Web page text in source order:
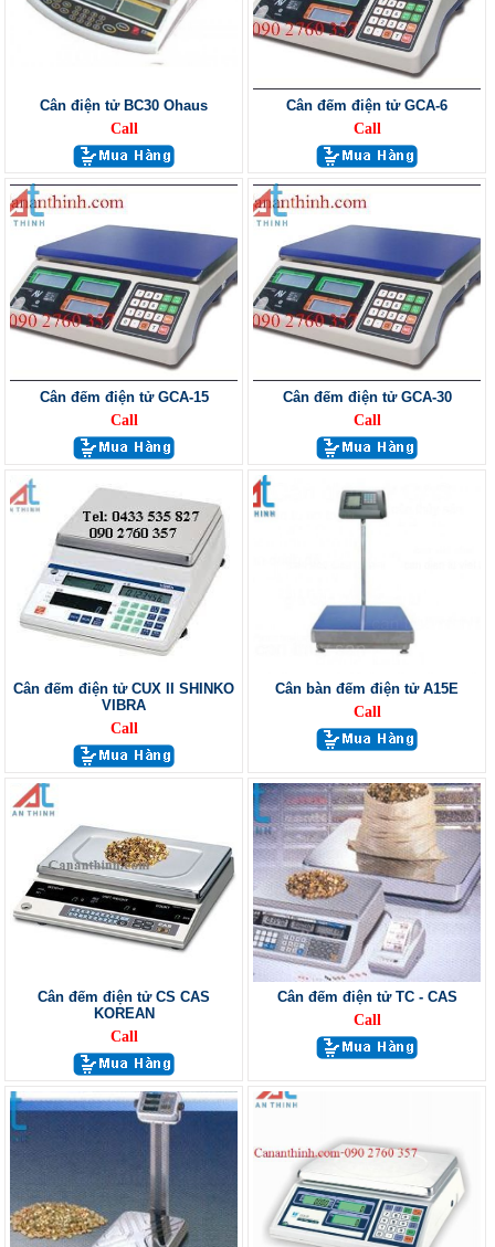
Cân điện tử BC30 Ohaus
Call
Cân đếm điện tử GCA-6
Call
Cân đếm điện tử GCA-15
Call
Cân đếm điện tử GCA-30
Call
Cân đếm điện tử CUX II SHINKO
VIBRA
Call
Cân bàn đếm điện tử A15E
Call
Cân đếm điện tử CS CAS
KOREAN
Call
Cân đếm điện tử TC - CAS
Call